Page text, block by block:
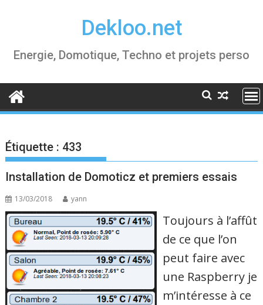
Dekloo.net
Energie, Domotique, Techno et projets perso
Étiquette : 433
Installation de Domoticz et premiers essais
13/03/2018 yann
Toujours à l’affût
de ce que l’on
peut faire avec
une Raspberry je
m’intéresse à ce